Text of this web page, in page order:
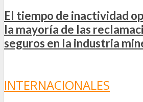
El tiempo de inactividad
la mayoría de las
seguros en la industria
INTERNACIONALES